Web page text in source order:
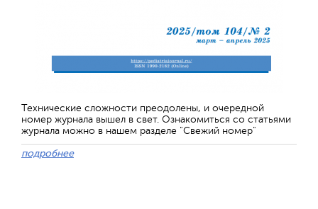
Технические сложности преодолены, и очередной
номер журнала вышел в свет. Ознакомиться со статьями
журнала можно в нашем разделе "Свежий номер"
подробнее